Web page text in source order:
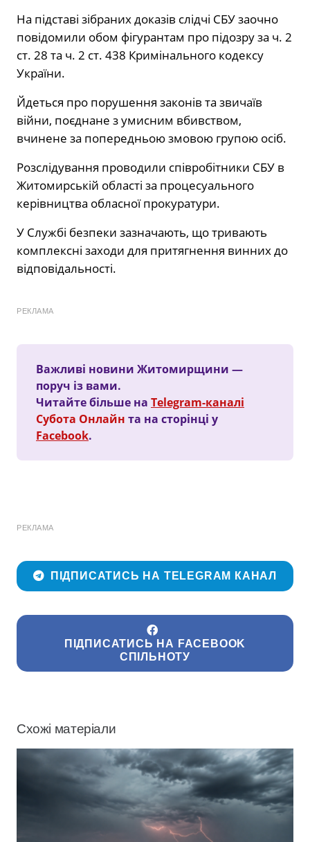
На підставі зібраних доказів слідчі СБУ заочно
повідомили обом фігурантам про підозру за ч. 2
ст. 28 та ч. 2 ст. 438 Кримінального кодексу
України.
Йдеться про порушення законів та звичаїв
війни, поєднане з умисним вбивством,
вчинене за попередньою змовою групою осіб.
Розслідування проводили співробітники СБУ в
Житомирській області за процесуального
керівництва обласної прокуратури.
У Службі безпеки зазначають, що тривають
комплексні заходи для притягнення винних до
відповідальності.
РЕКЛАМА
Важливі новини Житомирщини —
поруч із вами.
Читайте більше на Telegram-каналі
Субота Онлайн та на сторінці у
Facebook.
РЕКЛАМА
ПІДПИСАТИСЬ НА TELEGRAM КАНАЛ
ПІДПИСАТИСЬ НА FACEBOOK
СПІЛЬНОТУ
Схожі матеріали